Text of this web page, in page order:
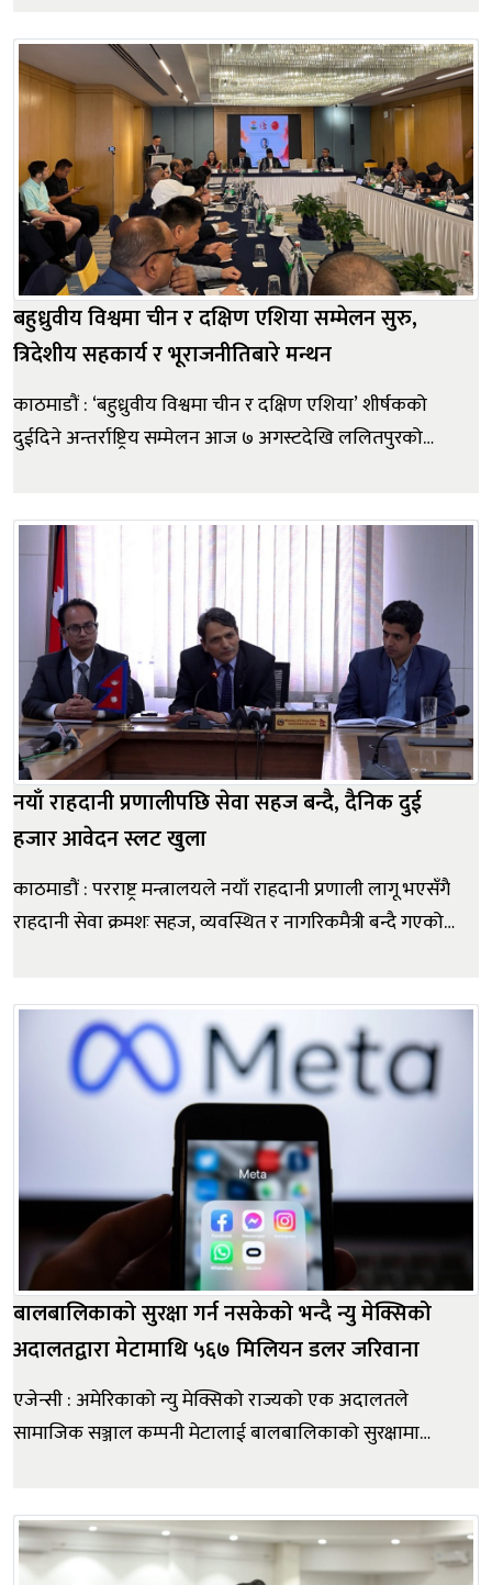
सुधारलाई प्राथमिकतामा राख्दै मोबाइल सेवाको समग्र स्तर
उकास्न आठ...
बहुध्रुवीय विश्वमा चीन र दक्षिण एशिया सम्मेलन सुरु,
त्रिदेशीय सहकार्य र भूराजनीतिबारे मन्थन
काठमाडौं : ‘बहुध्रुवीय विश्वमा चीन र दक्षिण एशिया’ शीर्षकको
दुईदिने अन्तर्राष्ट्रिय सम्मेलन आज ७ अगस्टदेखि ललितपुरको
रणनीतिक मामिलाका विज्ञहरू सहभागी भई दक्षिण एशियाको
विकसि...
नयाँ राहदानी प्रणालीपछि सेवा सहज बन्दै, दैनिक दुई
हजार आवेदन स्लट खुला
काठमाडौं : परराष्ट्र मन्त्रालयले नयाँ राहदानी प्रणाली लागू भएसँगै
राहदानी सेवा क्रमशः सहज, व्यवस्थित र नागरिकमैत्री बन्दै गएको
छपाइ तथा वितरण भइरहेको जानकारी दिएको छ। शुक्रबार
मन्त्रालयमा आयोज...
बालबालिकाको सुरक्षा गर्न नसकेको भन्दै न्यु मेक्सिको
अदालतद्वारा मेटामाथि ५६७ मिलियन डलर जरिवाना
एजेन्सी : अमेरिकाको न्यु मेक्सिको राज्यको एक अदालतले
सामाजिक सञ्जाल कम्पनी मेटालाई बालबालिकाको सुरक्षामा
न्यु मेक्सिकोका न्यायाधीश ब्रायन बिडस्चिडले मेटाका
प्लेटफर्महरू-फेसबुक,...